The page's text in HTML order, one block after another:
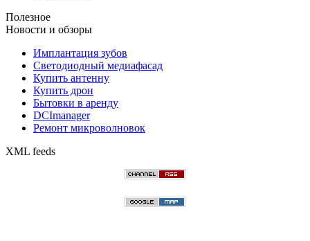
Полезное
Новости и обзоры
Имплантация зубов
Светодиодный медиафасад
Купить антенну
Купить дрон
Бытовки в аренду
DCImanager
Ремонт микроволновок
XML feeds